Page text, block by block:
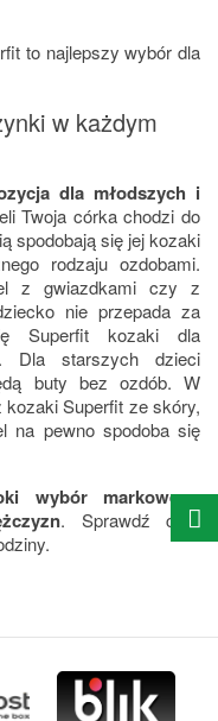
to najlepszy wybór dla
w każdym
dla młodszych i
Twoja córka chodzi do
spodobają się jej kozaki
rodzaju ozdobami.
z gwiazdkami czy z
nie przepada za
Superfit kozaki dla
Dla starszych dzieci
buty bez ozdób. W
Superfit ze skóry,
na pewno spodoba się
wybór markowego
. Sprawdź cały